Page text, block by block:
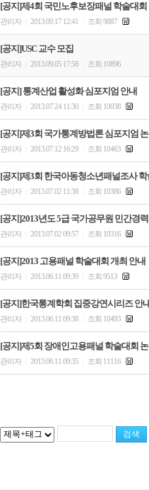
[공지]제4회 국민노후보장패널 학술대회
관리자 2013.09.17 12:41 조회 9887
[공지]USC 교수 모집
관리자 2013.09.05 17:58 조회 10896
[공지] 통계산업 활성화 심포지엄 안내
관리자 2013.07.24 11:30 조회 10038
[공지]제3회 국가통계방법론 심포지엄
관리자 2013.07.12 16:29 조회 10463
[공지]제3회 한국아동청소년패널조사
관리자 2013.07.02 11:38 조회 10386
[공지]2013년도 5급 국가공무원 민간경
관리자 2013.07.02 09:57 조회 10316
[공지]2013 고용패널 학술대회 개최 안내
관리자 2013.06.11 09:39 조회 9513
[공지]한국통계학회 집중강연시리즈 안
관리자 2013.06.11 09:38 조회 10493
[공지]제5회 장애인고용패널 학술대회
관리자 2013.06.11 09:35 조회 11116